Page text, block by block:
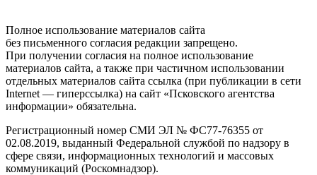
Полное использование материалов сайта
без письменного согласия редакции запрещено.
При получении согласия на полное использование
материалов сайта, а также при частичном использовании
отдельных материалов сайта ссылка (при публикации в сети
Internet — гиперссылка) на сайт «Псковского агентства
информации» обязательна.
Регистрационный номер СМИ ЭЛ № ФС77-76355 от
02.08.2019, выданный Федеральной службой по надзору в
сфере связи, информационных технологий и массовых
коммуникаций (Роскомнадзор).